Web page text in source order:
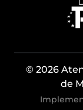
© 2026
de